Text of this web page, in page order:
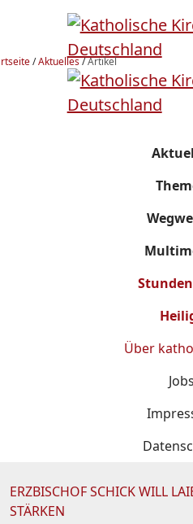
/Aktuelles/Artikel
Über
Jobs
ERZBISCHOF SCHICK WILL
STÄRKEN